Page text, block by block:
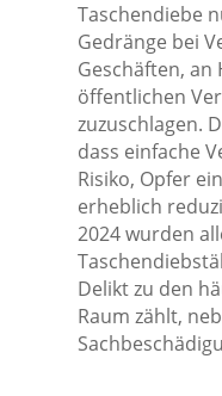
Taschendiebe
Gedränge bei
Geschäften,
öffentlichen
zuzuschlagen.
dass einfache
Risiko, Opfer
erheblich
2024 wurden
Delikt zu den
Raum zählt,